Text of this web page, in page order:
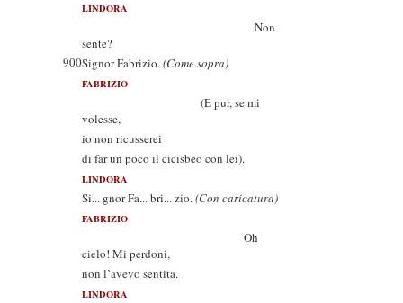
LINDORA
Non
sente?
900Signor Fabrizio.(Come sopra)
FABRIZIO
(E pur, se mi
volesse,
io non ricusserei
di far un poco il cicisbeo con lei).
LINDORA
Si... gnor Fa... bri... zio.(Con caricatura)
FABRIZIO
Oh
cielo! Mi perdoni,
non l’avevo sentita.
LINDORA